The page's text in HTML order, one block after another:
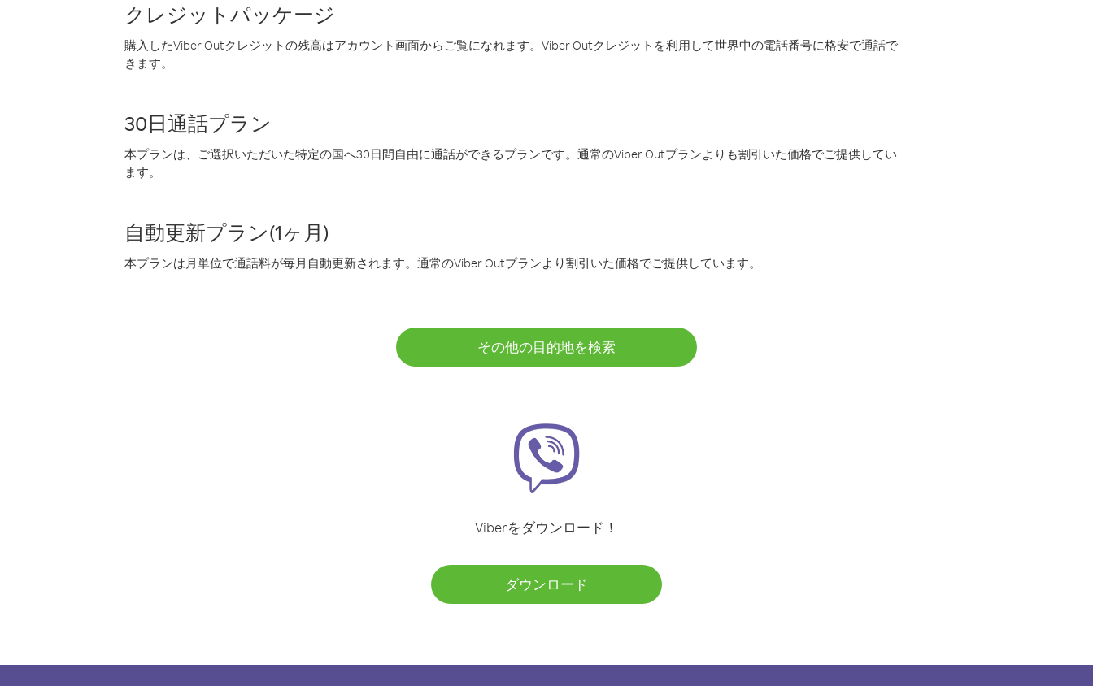
クレジットパッケージ
購入したViber Outクレジットの残高はアカウント画面からご覧になれます。Viber Outクレジットを利用して世界中の電話番号に格安で通話で
きます。
30日通話プラン
本プランは、ご選択いただいた特定の国へ30日間自由に通話ができるプランです。通常のViber Outプランよりも割引いた価格でご提供してい
ます。
自動更新プラン(1ヶ月)
本プランは月単位で通話料が毎月自動更新されます。通常のViber Outプランより割引いた価格でご提供しています。
その他の目的地を検索
Viberをダウンロード！
ダウンロード